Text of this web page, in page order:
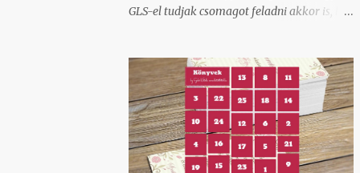
GLS-el tudjak csomagot feladni akkor is, ha
akadtam rá az ecsomag.hu oldalra, ami
kiderült, hogy GLS szolgáltatás és egészen
jók az áraik kiscsomag feladáshoz.
Természetesen beregisztráltam és örömmel
láttam, hogy itt ha generálok egy
csomagfeladást nem kell cimkét